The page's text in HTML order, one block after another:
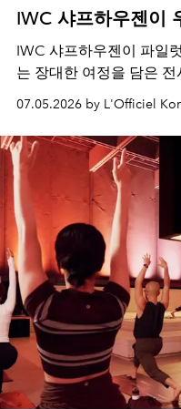
IWC 샤프하우젠이
IWC 샤프하우젠이 파일
는 장대한 여정을 담은 전
07.05.2026 by L'Officiel